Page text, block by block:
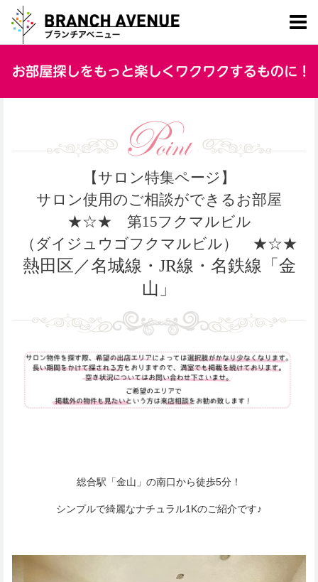
【サロン特集ページ】
サロン使用のご相談ができるお部屋
★☆★ 第15フクマルビル
（ダイジュウゴフクマルビル） ★☆★
熱田区／名城線・JR線・名鉄線「金
山」
総合駅「金山」の南口から徒歩5分！
シンプルで綺麗なナチュラル1Kのご紹介です♪